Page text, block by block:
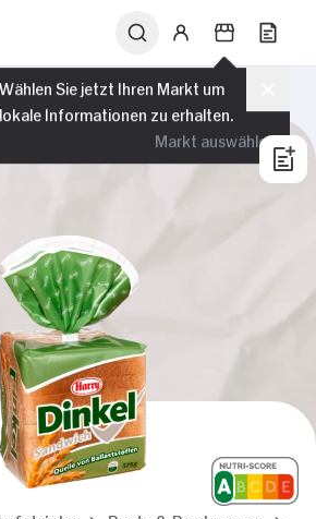
Wählen Sie jetzt Ihren Markt um
lokale Informationen zu erhalten.
Markt auswählen